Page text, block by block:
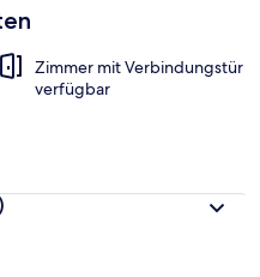
Zimmer mit Verbindungstür
verfügbar